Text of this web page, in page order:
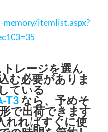
itemlist.aspx?
レージを選ん
む必要がありま
ている
T3なら、予めそ
で出荷できます
れればすぐに使